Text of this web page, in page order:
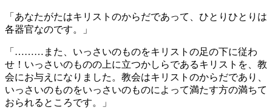
「あなたがたはキリストのからだであって、ひとりひとりは
各器官なのです。」
「………また、いっさいのものをキリストの足の下に従わ
せ！いっさいのものの上に立つかしらであるキリストを、教
会にお与えになりました。教会はキリストのからだであり、
いっさいのものをいっさいのものによって満たす方の満ちて
おられるところです。」